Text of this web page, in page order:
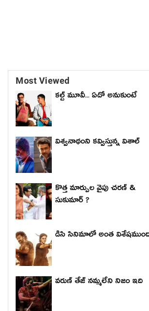
Most Viewed
కల్ట్ మూవీ... ఏదో అనుకుంటే
విశ్వనాథంని కవ్విస్తున్న విశాల్
కొత్త మార్పుల వైపు చరణ్ &
సుకుమార్ ?
డిసి సినిమాలో అంత
వరుణ్ తేజ్ నమ్మలేని నిజం ఇది